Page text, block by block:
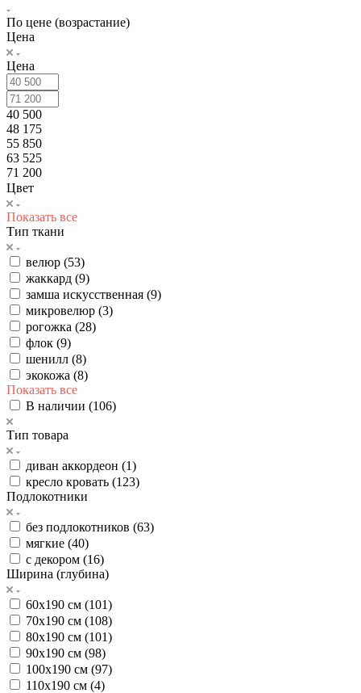
По цене (возрастание)
Цена
Цена
40 500
48 175
55 850
63 525
71 200
Цвет
Показать все
Тип ткани
велюр (53)
жаккард (9)
замша искусственная (9)
микровелюр (3)
рогожка (28)
флок (9)
шенилл (8)
экокожа (8)
Показать все
В наличии (106)
Тип товара
диван аккордеон (1)
кресло кровать (123)
Подлокотники
без подлокотников (63)
мягкие (40)
с декором (16)
Ширина (глубина)
60х190 см (101)
70х190 см (108)
80х190 см (101)
90х190 см (98)
100х190 см (97)
110х190 см (4)